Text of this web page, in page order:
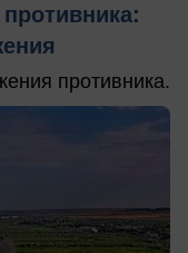
противника.